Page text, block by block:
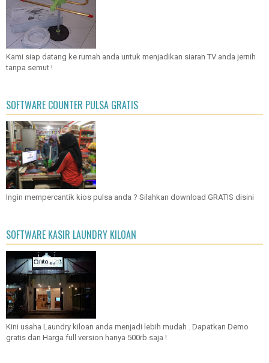
Kami siap datang ke rumah anda untuk menjadikan siaran TV anda jernih
tanpa semut !
SOFTWARE COUNTER PULSA GRATIS
Ingin mempercantik kios pulsa anda ? Silahkan download GRATIS disini
SOFTWARE KASIR LAUNDRY KILOAN
Kini usaha Laundry kiloan anda menjadi lebih mudah . Dapatkan Demo
gratis dan Harga full version hanya 500rb saja !